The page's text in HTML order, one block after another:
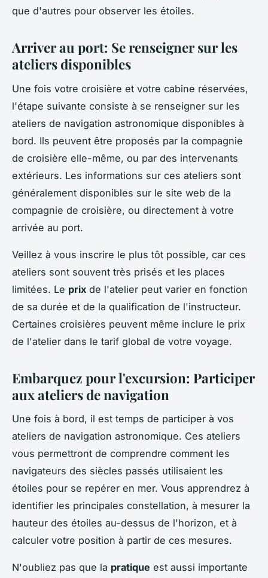
que d'autres pour observer les étoiles.
Arriver au port: Se renseigner sur les
ateliers disponibles
Une fois votre croisière et votre cabine réservées,
l'étape suivante consiste à se renseigner sur les
ateliers de navigation astronomique disponibles à
bord. Ils peuvent être proposés par la compagnie
de croisière elle-même, ou par des intervenants
extérieurs. Les informations sur ces ateliers sont
généralement disponibles sur le site web de la
compagnie de croisière, ou directement à votre
arrivée au port.
Veillez à vous inscrire le plus tôt possible, car ces
ateliers sont souvent très prisés et les places
limitées. Le prix de l'atelier peut varier en fonction
de sa durée et de la qualification de l'instructeur.
Certaines croisières peuvent même inclure le prix
de l'atelier dans le tarif global de votre voyage.
Embarquez pour l'excursion: Participer
aux ateliers de navigation
Une fois à bord, il est temps de participer à vos
ateliers de navigation astronomique. Ces ateliers
vous permettront de comprendre comment les
navigateurs des siècles passés utilisaient les
étoiles pour se repérer en mer. Vous apprendrez à
identifier les principales constellation, à mesurer la
hauteur des étoiles au-dessus de l'horizon, et à
calculer votre position à partir de ces mesures.
N'oubliez pas que la pratique est aussi importante